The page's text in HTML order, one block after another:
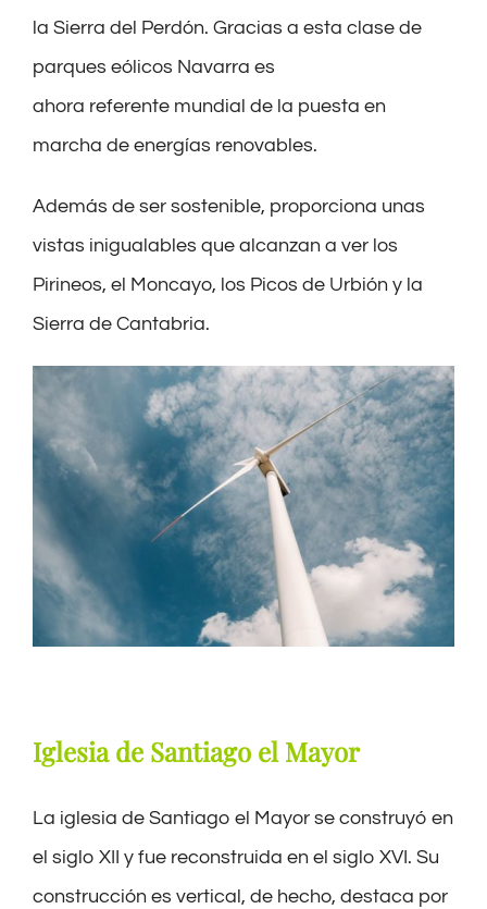
la Sierra del Perdón. Gracias a esta clase de
parques eólicos Navarra es
ahora referente mundial de la puesta en
marcha de energías renovables.
Además de ser sostenible, proporciona unas
vistas inigualables que alcanzan a ver los
Pirineos, el Moncayo, los Picos de Urbión y la
Sierra de Cantabria.
Iglesia de Santiago elMayor
La iglesia de Santiago el Mayor se construyó en
el siglo XII y fue reconstruida en el siglo XVI. Su
construcción es vertical, de hecho, destaca por